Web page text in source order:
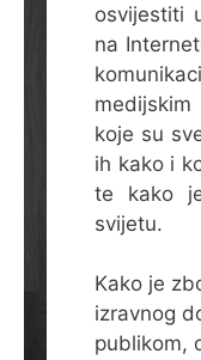
osvijestiti
na
koje su
ih kako i
te kako
svijetu.
Kako je
izravnog
publikom,